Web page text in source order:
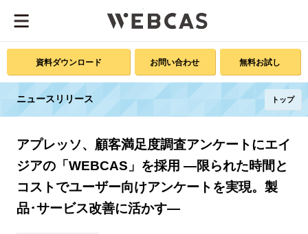
資料ダウンロード お問い合わせ 無料お試し
ニュースリリース トップ
アプレッソ、顧客満足度調査アンケートにエイ
ジアの「WEBCAS」を採用 ―限られた時間と
コストでユーザー向けアンケートを実現。製
品･サービス改善に活かす―